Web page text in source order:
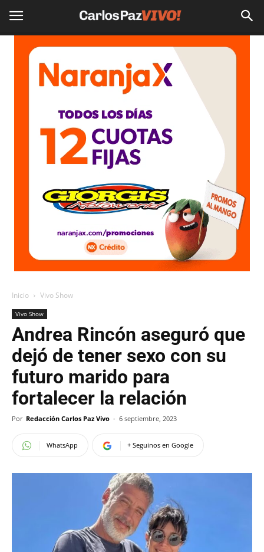
Inicio Vivo Show
Vivo Show
Andrea Rincón aseguró que
dejó de tener sexo con su
futuro marido para
fortalecer la relación
Por Redacción Carlos Paz Vivo - 6 septiembre, 2023
WhatsApp + Seguinos en Google